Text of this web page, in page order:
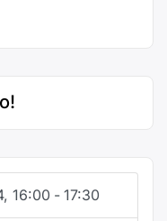
16:00 - 17:30